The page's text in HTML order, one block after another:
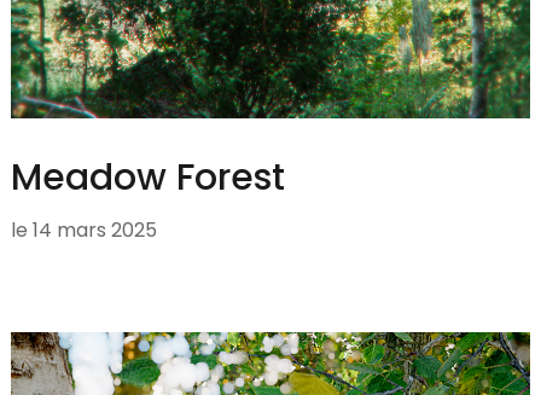
Meadow Forest
le 14 mars 2025